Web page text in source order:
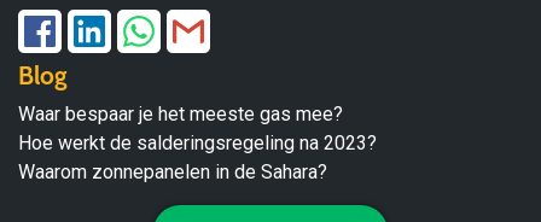
Blog
Waar bespaar je het meeste gas mee?
Hoe werkt de salderingsregeling na 2023?
Waarom zonnepanelen in de Sahara?